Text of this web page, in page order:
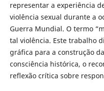
representar a experiência
violência sexual durante a
Guerra Mundial. O termo
tal violência. Este trabalho
gráfica para a construção
consciência histórica, o
reflexão crítica sobre